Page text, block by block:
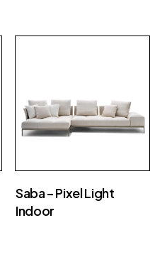
Saba – Pixel Light
Indoor